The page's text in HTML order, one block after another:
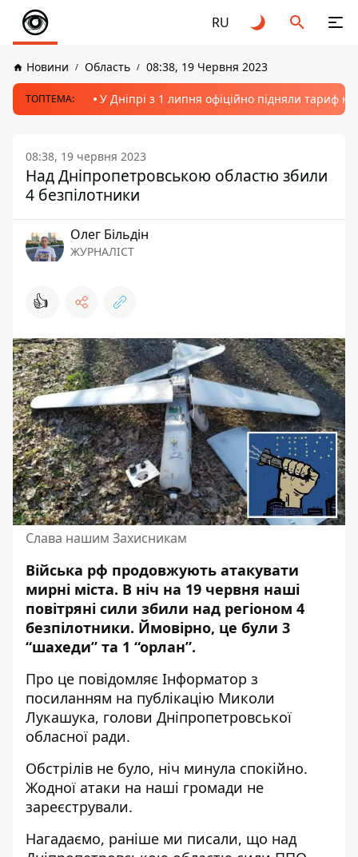
RU
Новини Область 08:38, 19 Червня 2023
ТОПТЕМА: У Дніпрі з 1 липня офіційно підняли тариф
08:38, 19 червня 2023
Над Дніпропетровською областю збили
4 безпілотники
Олег Більдін
ЖУРНАЛІСТ
👍
Слава нашим Захисникам
Війська рф продовжують атакувати
мирні міста. В ніч на 19 червня наші
повітряні сили збили над регіоном 4
безпілотники. Ймовірно, це були 3
“шахеди” та 1 “орлан”.
Про це повідомляє Інформатор з
посиланням на публікацію Миколи
Лукашука, голови Дніпропетровської
обласної ради.
Обстрілів не було, ніч минула спокійно.
Жодної атаки на наші громади не
зареєстрували.
Нагадаємо, раніше ми писали, що над